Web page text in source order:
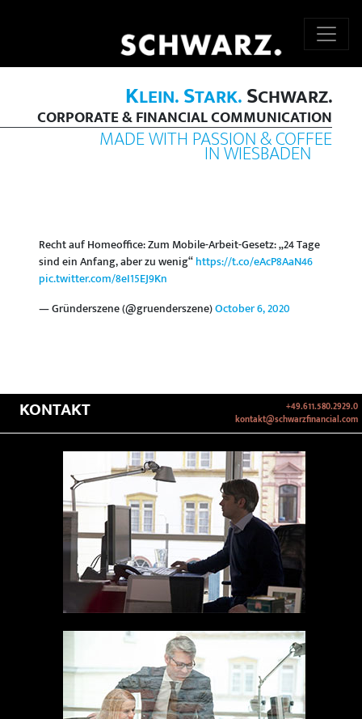
KLEIN.STARK.SCHWARZ.
CORPORATE & FINANCIAL COMMUNICATION
MADE WITH PASSION & COFFEE
IN WIESBADEN
Recht auf Homeoffice: Zum Mobile-Arbeit-Gesetz: „24 Tage
sind ein Anfang, aber zu wenig“https://t.co/eAcP8AaN46
pic.twitter.com/8eI15EJ9Kn
— Gründerszene (@gruenderszene)October 6, 2020
KONTAKT
+49.611.580.2929.0
kontakt@schwarzfinancial.com